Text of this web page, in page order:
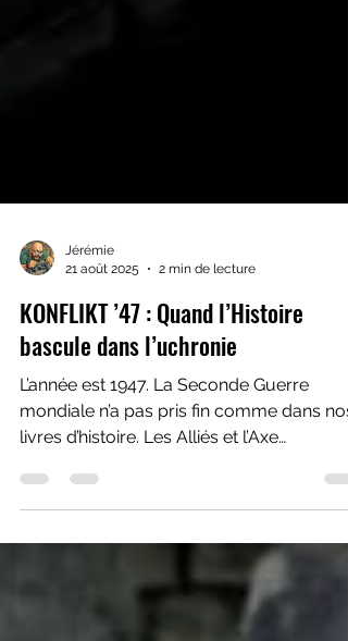
Jérémie
21 août 2025
2 min de lecture
KONFLIKT ’47 : Quand l’Histoire
bascule dans l’uchronie
L’année est 1947. La Seconde Guerre
livres d’histoire. Les Alliés et l’Axe
s’affrontent toujours, mais désormais sur
des champs de bataille où les blindés
côtoient des marcheurs mécaniques
géants, où l’infanterie est épaulée par des
armes expérimentales, et où des horreurs